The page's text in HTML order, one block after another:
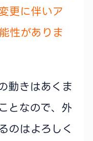
更に伴いア
性がありま
動きはあくま
となので、外
のはよろしく